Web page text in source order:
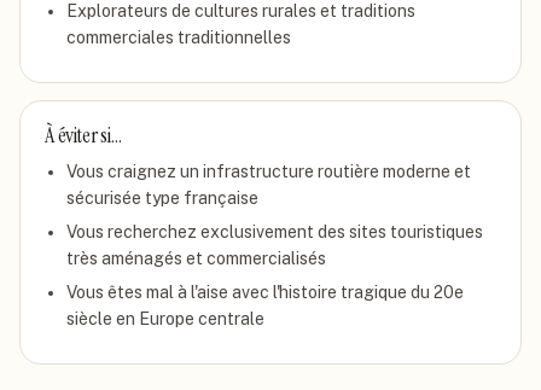
Explorateurs de cultures rurales et traditions
commerciales traditionnelles
À éviter si…
Vous craignez un infrastructure routière moderne et
sécurisée type française
Vous recherchez exclusivement des sites touristiques
très aménagés et commercialisés
Vous êtes mal à l'aise avec l'histoire tragique du 20e
siècle en Europe centrale